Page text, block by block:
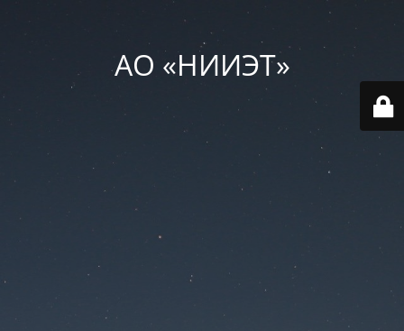
АО «НИИЭТ»